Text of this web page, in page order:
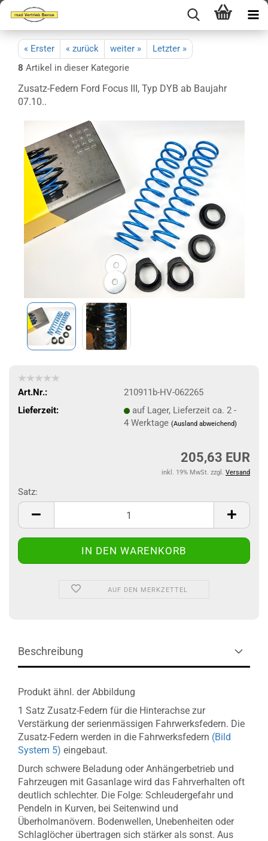
« Erster « zurück weiter »
Letzter »
8 Artikel in dieser Kategorie
Zusatz-Federn Ford Focus III, Typ DYB ab Baujahr
07.10..
Art.Nr.:
210911b-HV-062265
Lieferzeit:
auf Lager, Lieferzeit ca. 2 -
4 Werktage (Ausland abweichend)
205,63 EUR
inkl. 19% MwSt. zzgl. Versand
Satz:
Satz
AUF DEN MERKZETTEL
Beschreibung
Produkt ähnl. der Abbildung
1 Satz Zusatz-Federn für die Hinterachse zur
Verstärkung der serienmässigen Fahrwerksfedern. Die
Zusatz-Federn werden in die Fahrwerksfedern (Bild
System 5) eingebaut.
Durch schwere Beladung oder Anhängerbetrieb und
Fahrzeugen mit Gasanlage wird das Fahrverhalten oft
deutlich schlechter. Die Folge: Schleudergefahr und
Pendeln in Kurven, bei Seitenwind und
Überholmanövern. Bodenwellen, Unebenheiten oder
Schlaglöcher übertragen sich stärker als sonst. Aus